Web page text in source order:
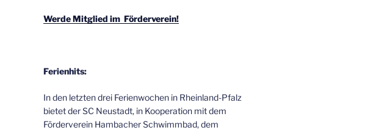
Werde Mitglied im Förderverein!
Ferienhits:
In den letzten drei Ferienwochen in Rheinland-Pfalz
bietet der SC Neustadt, in Kooperation mit dem
Förderverein Hambacher Schwimmbad, dem